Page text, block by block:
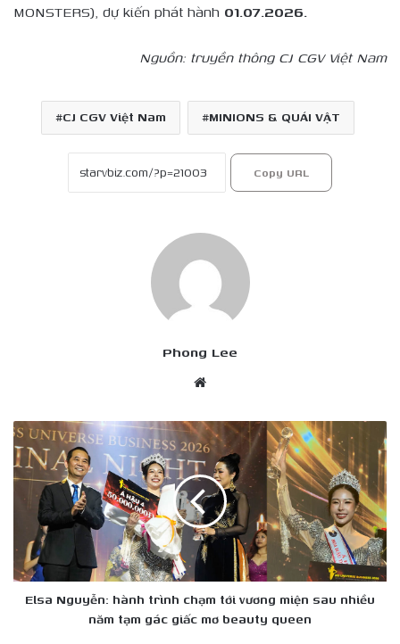
MONSTERS), dự kiến phát hành 01.07.2026.
Nguồn: truyền thông CJ CGV Việt Nam
CJ CGV Việt Nam MINIONS & QUÁI VẬT
Copy URL
Phong Lee
Elsa
Nguyễn:
hành
trình
chạm
vương
miện
sau
nhiều
Elsa Nguyễn: hành trình chạm tới vương miện sau nhiều
năm tạm gác giấc mơ beauty queen